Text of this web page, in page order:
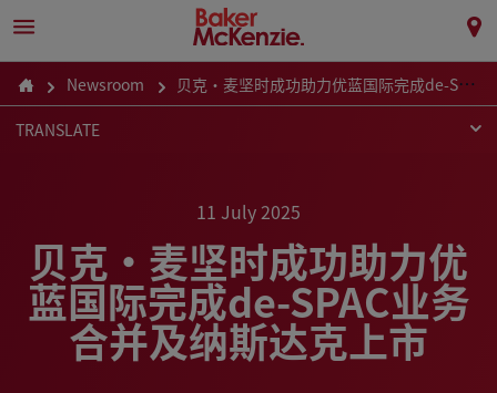
Newsroom 贝克·麦坚时成功助力优蓝国际完成de-SPAC业务合并及纳斯达克上市
TRANSLATE
11 July 2025
贝克·麦坚时成功助力优
蓝国际完成de-SPAC业务
合并及纳斯达克上市